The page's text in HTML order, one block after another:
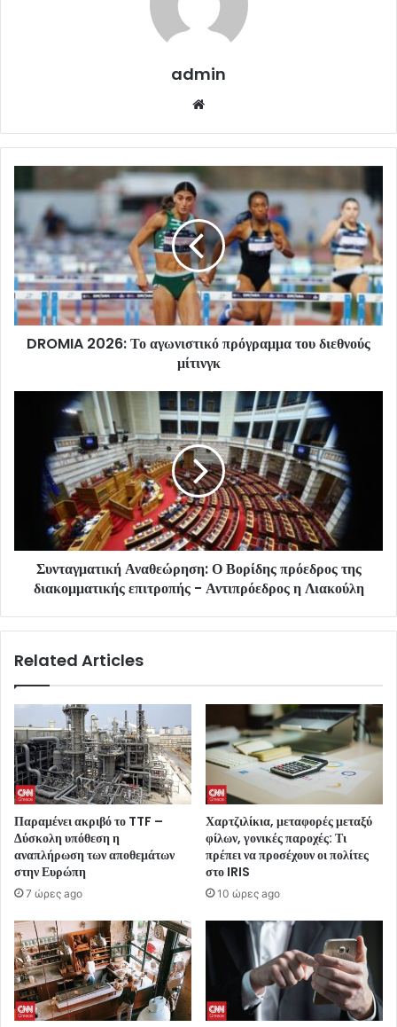
admin
DROMIA 2026: Το αγωνιστικό πρόγραμμα του διεθνούς
μίτινγκ
Συνταγματική Αναθεώρηση: Ο Βορίδης πρόεδρος της
διακομματικής επιτροπής - Αντιπρόεδρος η Λιακούλη
Related Articles
Παραμένει ακριβό το TTF –
Δύσκολη υπόθεση η
αναπλήρωση των αποθεμάτων
στην Ευρώπη
7 ώρες ago
Χαρτζιλίκια, μεταφορές μεταξύ
φίλων, γονικές παροχές: Τι
πρέπει να προσέχουν οι πολίτες
στο IRIS
10 ώρες ago